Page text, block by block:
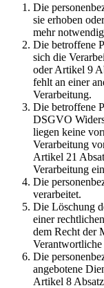
Die
sie erhoben
mehr
Die betroffene
sich die
oder Artikel 9
fehlt an einer
Verarbeitung.
Die betroffene
DSGVO
liegen keine
Verarbeitung
Artikel 21
Verarbeitung
Die
verarbeitet.
Die Löschung
einer
dem Recht der
Die
angebotene
Artikel 8